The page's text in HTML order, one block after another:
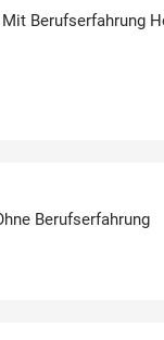
Berufserfahrung
Berufserfahrung